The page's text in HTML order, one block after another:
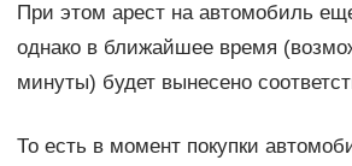
При этом арест на автомобиль
однако в ближайшее время
минуты) будет вынесено
То есть в момент покупки